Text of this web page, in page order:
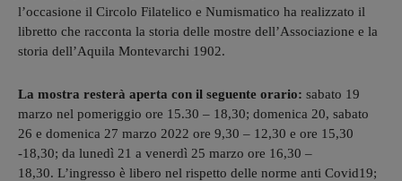
l’occasione il Circolo Filatelico e Numismatico ha realizzato il
libretto che racconta la storia delle mostre dell’Associazione e la
storia dell’Aquila Montevarchi 1902.
La mostra resterà aperta con il seguente orario: sabato 19
marzo nel pomeriggio ore 15.30 – 18,30; domenica 20, sabato
26 e domenica 27 marzo 2022 ore 9,30 – 12,30 e ore 15,30
-18,30; da lunedì 21 a venerdì 25 marzo ore 16,30 –
18,30. L’ingresso è libero nel rispetto delle norme anti Covid19;